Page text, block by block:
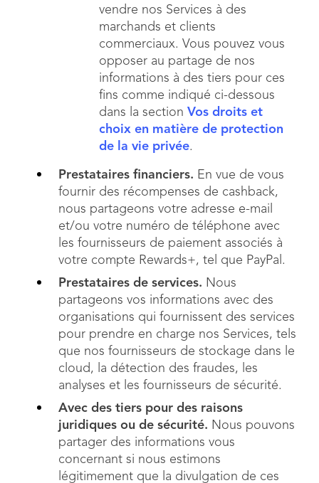
vendre nos Services à des
marchands et clients
commerciaux. Vous pouvez vous
opposer au partage de nos
informations à des tiers pour ces
fins comme indiqué ci-dessous
dans la section Vos droits et
choix en matière de protection
de la vie privée.
Prestataires financiers. En vue de vous
fournir des récompenses de cashback,
nous partageons votre adresse e-mail
et/ou votre numéro de téléphone avec
les fournisseurs de paiement associés à
votre compte Rewards+, tel que PayPal.
Prestataires de services. Nous
partageons vos informations avec des
organisations qui fournissent des services
pour prendre en charge nos Services, tels
que nos fournisseurs de stockage dans le
cloud, la détection des fraudes, les
analyses et les fournisseurs de sécurité.
Avec des tiers pour des raisons
juridiques ou de sécurité. Nous pouvons
partager des informations vous
concernant si nous estimons
légitimement que la divulgation de ces